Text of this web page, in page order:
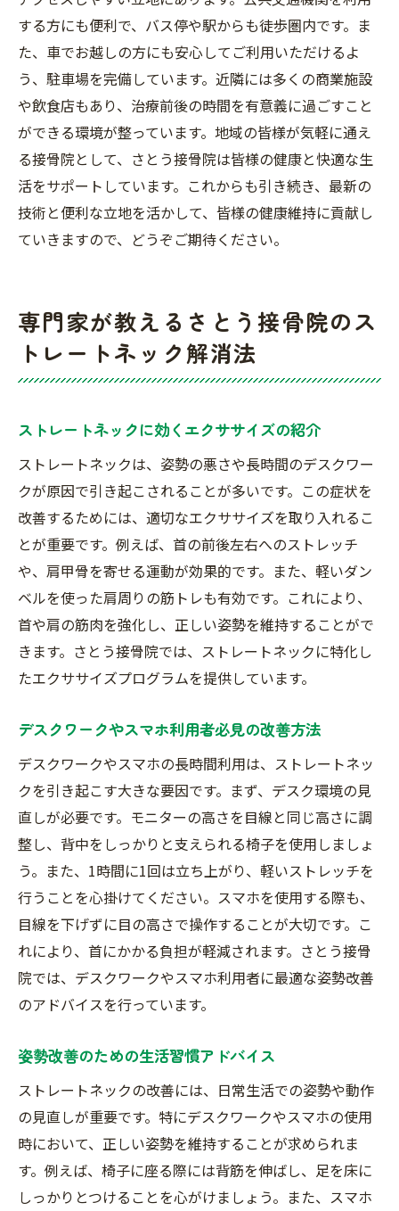
する方にも便利で、バス停や駅からも徒歩圏内です。ま
た、車でお越しの方にも安心してご利用いただけるよ
う、駐車場を完備しています。近隣には多くの商業施設
や飲食店もあり、治療前後の時間を有意義に過ごすこと
ができる環境が整っています。地域の皆様が気軽に通え
る接骨院として、さとう接骨院は皆様の健康と快適な生
活をサポートしています。これからも引き続き、最新の
技術と便利な立地を活かして、皆様の健康維持に貢献し
ていきますので、どうぞご期待ください。
専門家が教えるさとう接骨院のス
トレートネック解消法
ストレートネックに効くエクササイズの紹介
ストレートネックは、姿勢の悪さや長時間のデスクワー
クが原因で引き起こされることが多いです。この症状を
改善するためには、適切なエクササイズを取り入れるこ
とが重要です。例えば、首の前後左右へのストレッチ
や、肩甲骨を寄せる運動が効果的です。また、軽いダン
ベルを使った肩周りの筋トレも有効です。これにより、
首や肩の筋肉を強化し、正しい姿勢を維持することがで
きます。さとう接骨院では、ストレートネックに特化し
たエクササイズプログラムを提供しています。
デスクワークやスマホ利用者必見の改善方法
デスクワークやスマホの長時間利用は、ストレートネッ
クを引き起こす大きな要因です。まず、デスク環境の見
直しが必要です。モニターの高さを目線と同じ高さに調
整し、背中をしっかりと支えられる椅子を使用しましょ
う。また、1時間に1回は立ち上がり、軽いストレッチを
行うことを心掛けてください。スマホを使用する際も、
目線を下げずに目の高さで操作することが大切です。こ
れにより、首にかかる負担が軽減されます。さとう接骨
院では、デスクワークやスマホ利用者に最適な姿勢改善
のアドバイスを行っています。
姿勢改善のための生活習慣アドバイス
ストレートネックの改善には、日常生活での姿勢や動作
の見直しが重要です。特にデスクワークやスマホの使用
時において、正しい姿勢を維持することが求められま
す。例えば、椅子に座る際には背筋を伸ばし、足を床に
しっかりとつけることを心がけましょう。また、スマホ